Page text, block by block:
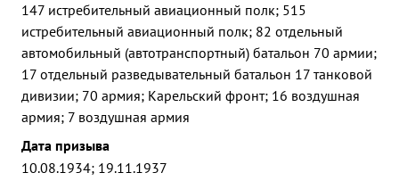
147 истребительный авиационный полк; 515
истребительный авиационный полк; 82 отдельный
автомобильный (автотранспортный) батальон 70 армии;
17 отдельный разведывательный батальон 17 танковой
дивизии; 70 армия; Карельский фронт; 16 воздушная
армия; 7 воздушная армия
Дата призыва
10.08.1934; 19.11.1937